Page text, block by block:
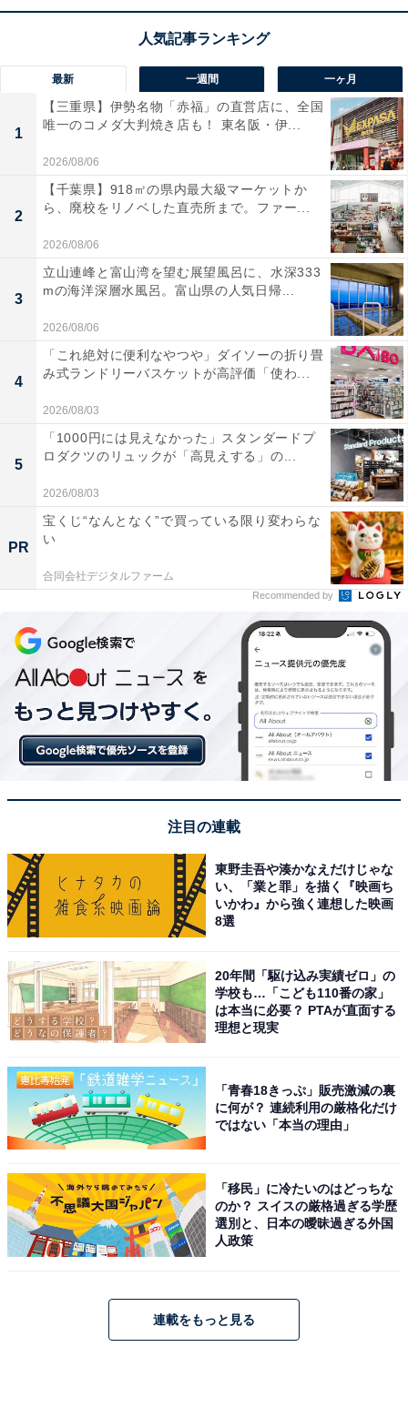
の終了時期は明らかにされておらず、
第終了する可能性もあります。
この商品のおすすめポイントは？
50V型の大画面で、鮮やかな色彩を再現する量子ドット
技術を搭載した4K液晶テレビです。144Hzの倍速パネル
やVRRに対応したゲームモードを備えており、動きの激
しいゲームやスポーツも滑らかな映像で楽しめます！ 豊
富なネット動画に対応し、AlexaやAirPlay2でのスマート
な操作も魅力ですね。安心の3年保証も嬉しいポイント
ユーザーからは「ゲームの動きがとにかく滑らか」「大
画面で配信を楽しめる」という声があがっています。一
方で、「音質は少し物足りない」という声も。ゲームを
本格的にプレイしたい人や、多彩なネット動画を大画面
で堪能したい人には、おすすめの商品といえそうです。
あわせて読みたい
【Amazonセール】Anker「急速充電器」が
【今日チェックしたい】ハイセンスの人気商品5選
【Amazon.co.jp限定】ハイセンス【3年保証】55V型
55E7N 4K 量子ドット 倍速パネル 144Hz VRR ゲームモー
AirPlay2 液晶 テレビ
Amazonで見る
最新 一週間 一ヶ月
1
【三重県】伊勢名物「赤福」の直営店に、全国
唯一のコメダ大判焼き店も！ 東名阪・伊...
2026/08/06
2
【千葉県】918㎡の県内最大級マーケットか
ら、廃校をリノベした直売所まで。ファー...
2026/08/06
3
立山連峰と富山湾を望む展望風呂に、水深333
mの海洋深層水風呂。富山県の人気日帰...
2026/08/06
4
「これ絶対に便利なやつや」ダイソーの折り畳
み式ランドリーバスケットが高評価「使わ...
2026/08/03
5
「1000円には見えなかった」スタンダードプ
ロダクツのリュックが「高見えする」の...
2026/08/03
PR
宝くじ“なんとなく”で買っている限り変わらな
い
合同会社デジタルファーム
Recommended by
注目の連載
東野圭吾や湊かなえだけじゃな
い、「業と罪」を描く『映画ち
いかわ』から強く連想した映画
8選
20年間「駆け込み実績ゼロ」の
学校も…「こども110番の家」
は本当に必要？ PTAが直面する
理想と現実
「青春18きっぷ」販売激減の裏
に何が？ 連続利用の厳格化だけ
ではない「本当の理由」
「移民」に冷たいのはどっちな
のか？ スイスの厳格過ぎる学歴
選別と、日本の曖昧過ぎる外国
人政策
連載をもっと見る